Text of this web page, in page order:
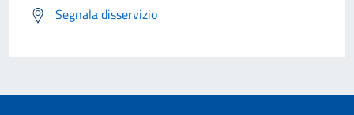
Segnala disservizio